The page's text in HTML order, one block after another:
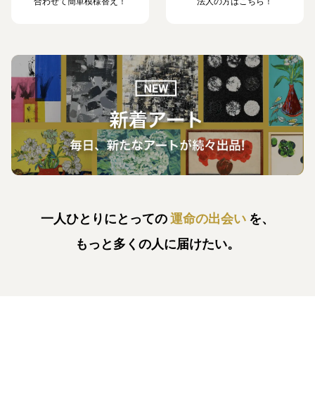
一人ひとりにとっての運命の出会い を、
もっと多くの人に届けたい。